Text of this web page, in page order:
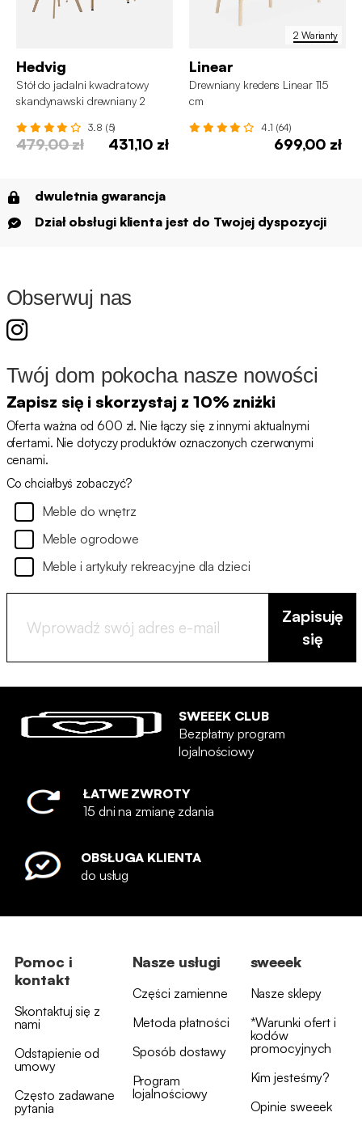
Hedvig
Stół do jadalni kwadratowy
skandynawski drewniany 2
3.8 (5)
479,00 zł 431,10 zł
2 Warianty
Linear
Drewniany kredens Linear 115
cm
4.1 (64)
699,00 zł
dwuletnia gwarancja
Dział obsługi klienta jest do Twojej dyspozycji
Obserwuj nas
Twój dom pokocha nasze nowości
Zapisz się i skorzystaj z 10% zniżki
Oferta ważna od 600 zł. Nie łączy się z innymi aktualnymi
ofertami. Nie dotyczy produktów oznaczonych czerwonymi
cenami.
Co chciałbyś zobaczyć?
Meble do wnętrz
Meble ogrodowe
Meble i artykuły rekreacyjne dla dzieci
Zapisuję
się
SWEEEK CLUB
Bezpłatny program
lojalnościowy
ŁATWE ZWROTY
15 dni na zmianę zdania
OBSŁUGA KLIENTA
do usług
Pomoc i
kontakt
Skontaktuj się z
nami
Odstąpienie od
umowy
Często zadawane
pytania
Nasze usługi
Części zamienne
Metoda płatności
Sposób dostawy
Program
lojalnościowy
sweeek
Nasze sklepy
*Warunki ofert i
kodów
promocyjnych
Kim jesteśmy?
Opinie sweeek